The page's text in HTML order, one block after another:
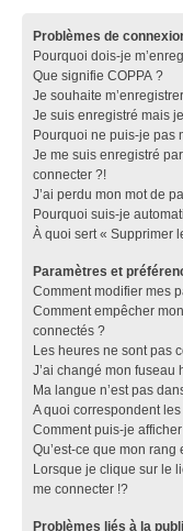
Problèmes de
Pourquoi dois-je
Que signifie COPPA ?
Je souhaite
Je suis enregistré mais
Pourquoi ne puis-je pas
Je me suis enregistré
connecter ?!
J’ai perdu mon mot de
Pourquoi suis-je
À quoi sert « Supprimer
Paramètres et
Comment modifier mes
Comment empêcher
connectés ?
Les heures ne sont pas
J’ai changé mon fuseau
Ma langue n’est pas
A quoi correspondent
Comment puis-je
Qu’est-ce que mon
Lorsque je clique sur le
me connecter !?
Problèmes liés à la